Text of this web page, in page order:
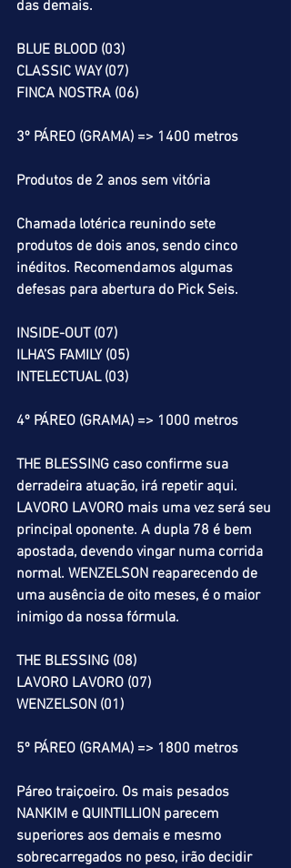
das demais.
BLUE BLOOD (03)
CLASSIC WAY (07)
FINCA NOSTRA (06)
3º PÁREO (GRAMA) => 1400 metros
Produtos de 2 anos sem vitória
Chamada lotérica reunindo sete
produtos de dois anos, sendo cinco
inéditos. Recomendamos algumas
defesas para abertura do Pick Seis.
INSIDE-OUT (07)
ILHA’S FAMILY (05)
INTELECTUAL (03)
4º PÁREO (GRAMA) => 1000 metros
THE BLESSING caso confirme sua
derradeira atuação, irá repetir aqui.
LAVORO LAVORO mais uma vez será seu
principal oponente. A dupla 78 é bem
apostada, devendo vingar numa corrida
normal. WENZELSON reaparecendo de
uma ausência de oito meses, é o maior
inimigo da nossa fórmula.
THE BLESSING (08)
LAVORO LAVORO (07)
WENZELSON (01)
5º PÁREO (GRAMA) => 1800 metros
Páreo traiçoeiro. Os mais pesados
NANKIM e QUINTILLION parecem
superiores aos demais e mesmo
sobrecarregados no peso, irão decidir